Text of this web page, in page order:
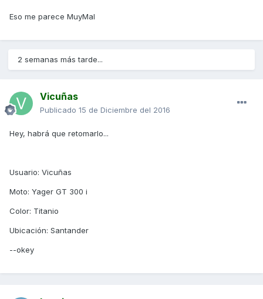
Eso me parece MuyMal
2 semanas más tarde...
Vicuñas
Publicado 15 de Diciembre del 2016
Hey, habrá que retomarlo...
Usuario: Vicuñas
Moto: Yager GT 300 i
Color: Titanio
Ubicación: Santander
--okey